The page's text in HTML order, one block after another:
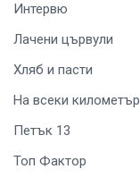
Интервю
Лачени цървули
Хляб и пасти
На всеки километър
Петък 13
Топ Фактор